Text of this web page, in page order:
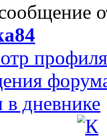
профиля
в дневнике